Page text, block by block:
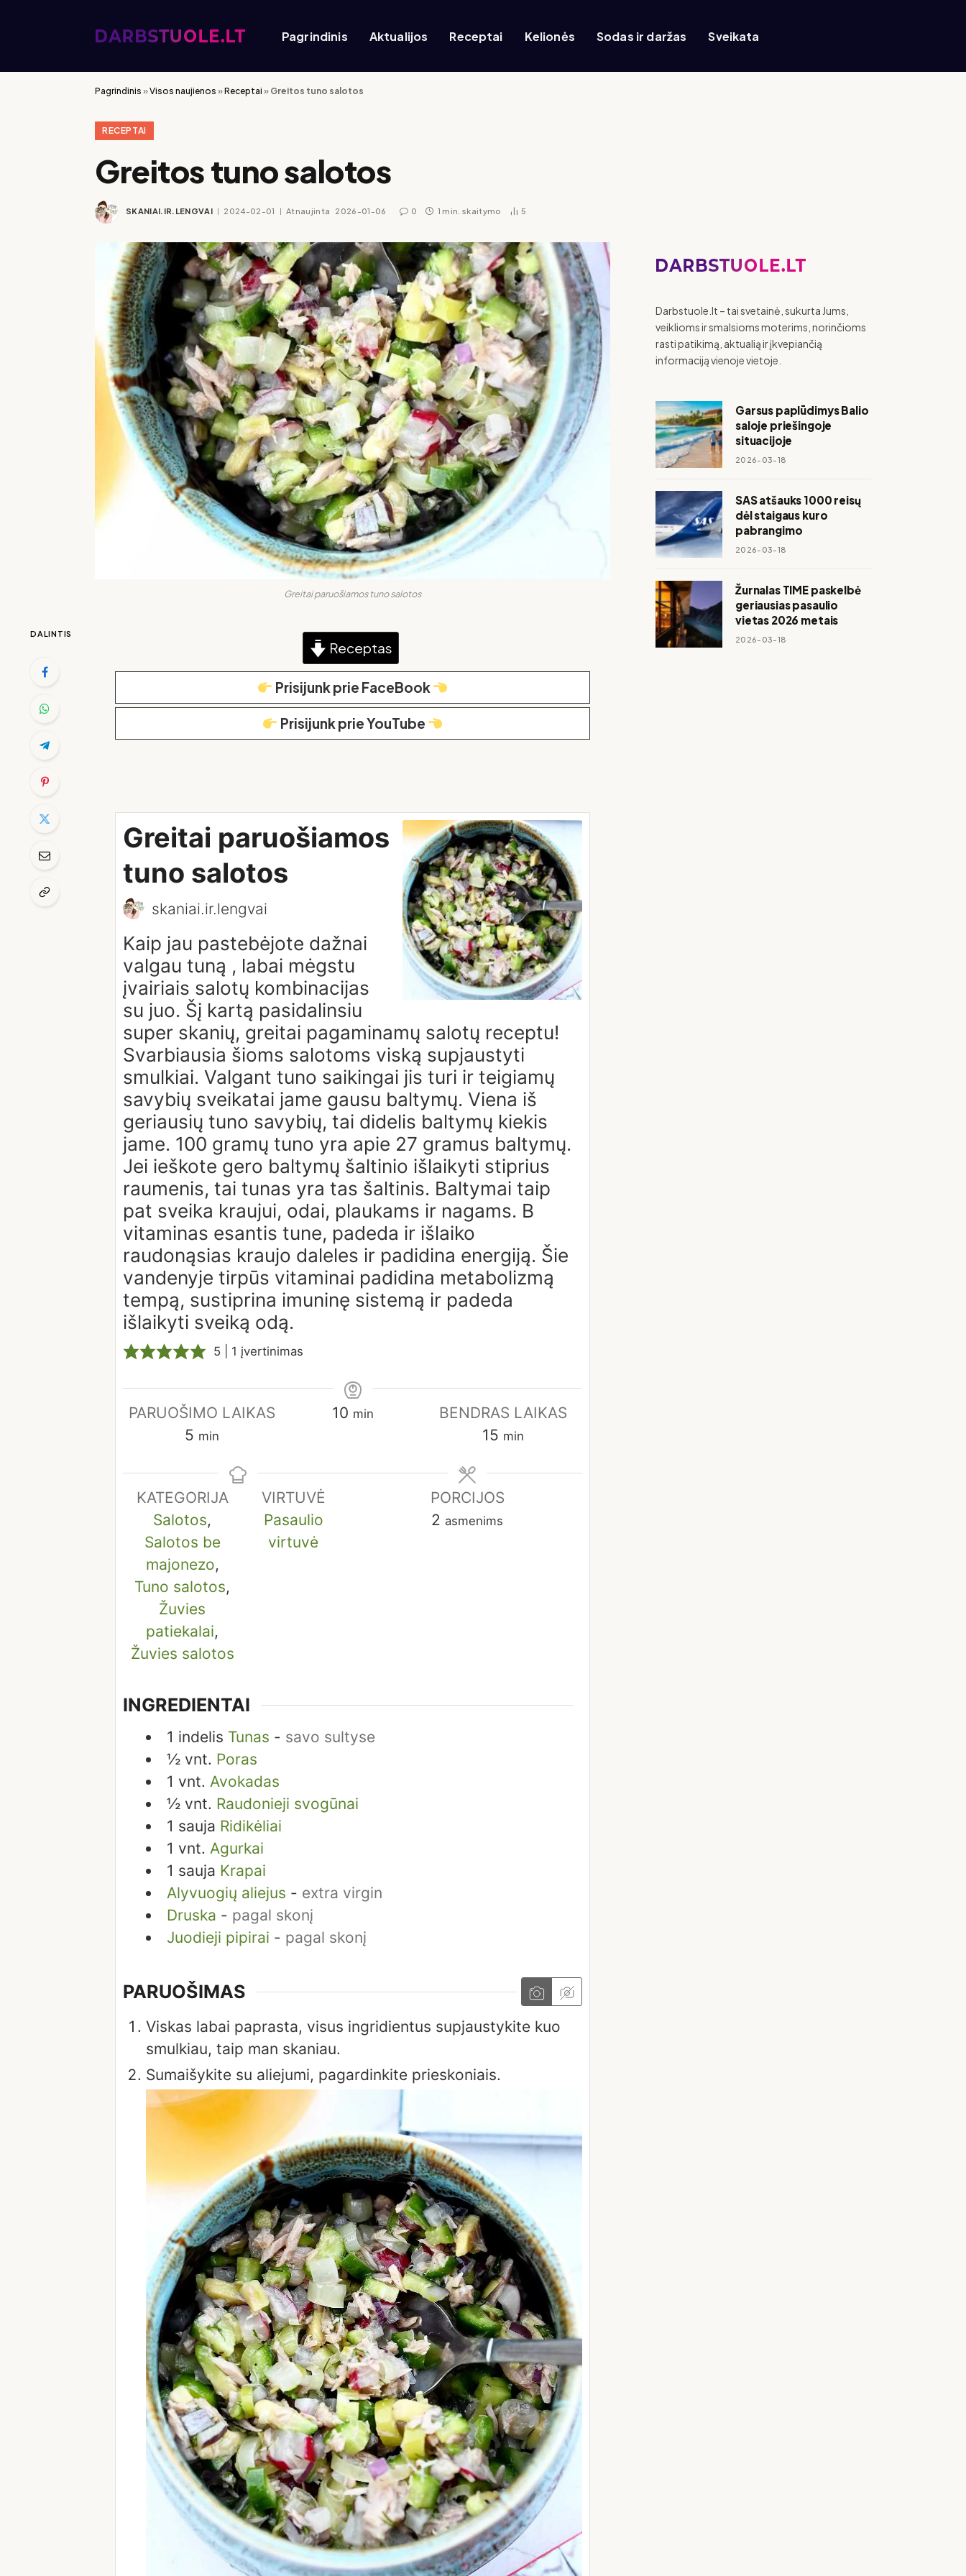
Pagrindinis Aktualijos Receptai Kelionės Sodas ir daržas Sveikata
Pagrindinis »Visos naujienos »Receptai » Greitos tuno salotos
RECEPTAI
Greitos tuno salotos
SKANIAI.IR.LENGVAI 2024-02-01 Atnaujinta 2026-01-06 0 1 min. skaitymo 5
Greitai paruošiamos tuno salotos
DALINTIS
Receptas
Prisijunk prie FaceBook
Prisijunk prie YouTube
Greitai paruošiamos
tuno salotos
skaniai.ir.lengvai
Kaip jau pastebėjote dažnai
valgau tuną , labai mėgstu
įvairiais salotų kombinacijas
su juo. Šį kartą pasidalinsiu
super skanių, greitai pagaminamų salotų receptu!
Svarbiausia šioms salotoms viską supjaustyti
smulkiai. Valgant tuno saikingai jis turi ir teigiamų
savybių sveikatai jame gausu baltymų. Viena iš
geriausių tuno savybių, tai didelis baltymų kiekis
jame. 100 gramų tuno yra apie 27 gramus baltymų.
Jei ieškote gero baltymų šaltinio išlaikyti stiprius
raumenis, tai tunas yra tas šaltinis. Baltymai taip
pat sveika kraujui, odai, plaukams ir nagams. B
vitaminas esantis tune, padeda ir išlaiko
raudonąsias kraujo daleles ir padidina energiją. Šie
vandenyje tirpūs vitaminai padidina metabolizmą
tempą, sustiprina imuninę sistemą ir padeda
išlaikyti sveiką odą.
5 | 1 įvertinimas
PARUOŠIMO LAIKAS
5minutes
min
Papildomas
10minutes
min
BENDRAS LAIKAS
15 minutes
min
KATEGORIJA
Salotos,
Salotos be
majonezo,
Tuno salotos,
Žuvies
patiekalai,
Žuvies salotos
VIRTUVĖ
Pasaulio
virtuvė
PORCIJOS
2 asmenims
INGREDIENTAI
1 indelis Tunas - savo sultyse
½ vnt. Poras
1 vnt. Avokadas
½ vnt. Raudonieji svogūnai
1 sauja Ridikėliai
1 vnt. Agurkai
1 sauja Krapai
Alyvuogių aliejus - extra virgin
Druska - pagal skonį
Juodieji pipirai - pagal skonį
PARUOŠIMAS
Viskas labai paprasta, visus ingridientus supjaustykite kuo
smulkiau, taip man skaniau.
Sumaišykite su aliejumi, pagardinkite prieskoniais.
Darbstuole.lt – tai svetainė, sukurta Jums,
veiklioms ir smalsioms moterims, norinčioms
rasti patikimą, aktualią ir įkvepiančią
informaciją vienoje vietoje.
Garsus paplūdimys Balio
saloje priešingoje
situacijoje
2026-03-18
SAS atšauks 1000 reisų
dėl staigaus kuro
pabrangimo
2026-03-18
Žurnalas TIME paskelbė
geriausias pasaulio
vietas 2026 metais
2026-03-18